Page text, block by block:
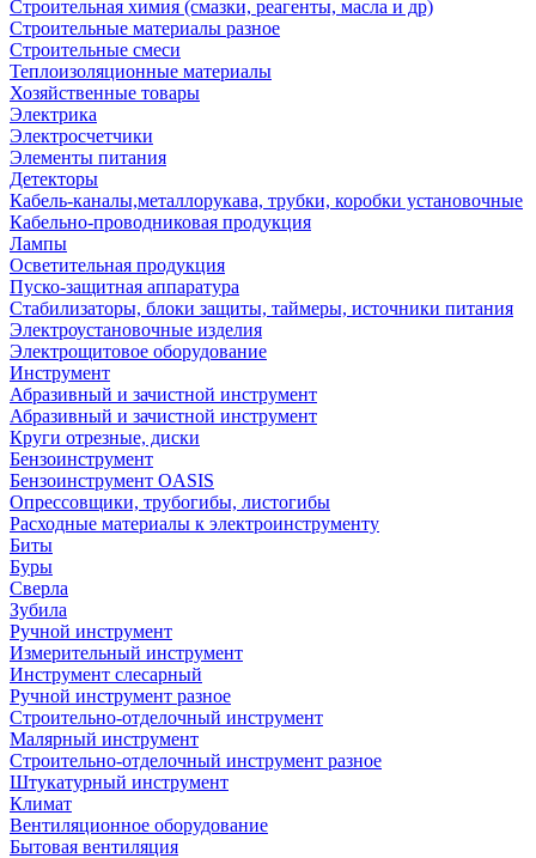
Строительная химия (смазки, реагенты, масла и др)
Строительные материалы разное
Строительные смеси
Теплоизоляционные материалы
Хозяйственные товары
Электрика
Электросчетчики
Элементы питания
Детекторы
Кабель-каналы,металлорукава, трубки, коробки установочные
Кабельно-проводниковая продукция
Лампы
Осветительная продукция
Пуско-защитная аппаратура
Стабилизаторы, блоки защиты, таймеры, источники питания
Электроустановочные изделия
Электрощитовое оборудование
Инструмент
Абразивный и зачистной инструмент
Абразивный и зачистной инструмент
Круги отрезные, диски
Бензоинструмент
Бензоинструмент OASIS
Опрессовщики, трубогибы, листогибы
Расходные материалы к электроинструменту
Биты
Буры
Сверла
Зубила
Ручной инструмент
Измерительный инструмент
Инструмент слесарный
Ручной инструмент разное
Строительно-отделочный инструмент
Малярный инструмент
Строительно-отделочный инструмент разное
Штукатурный инструмент
Климат
Вентиляционное оборудование
Бытовая вентиляция